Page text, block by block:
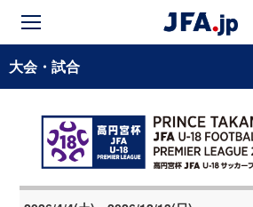
大会・試合